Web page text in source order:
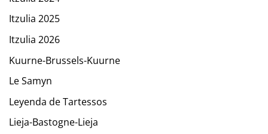
Itzulia 2025
Itzulia 2026
Kuurne-Brussels-Kuurne
Le Samyn
Leyenda de Tartessos
Lieja-Bastogne-Lieja